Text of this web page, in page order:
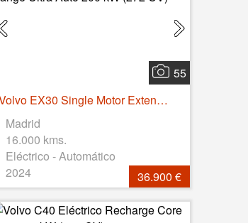
55
Volvo EX30 Single Motor Extended Range Ultra Auto 200 kW (272 CV)
Madrid
16.000 kms.
Eléctrico - Automático
2024
36.900 €